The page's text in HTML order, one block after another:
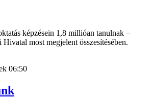
képzésein 1,8 millióan tanulnak –
most megjelent összesítésében.
06:50